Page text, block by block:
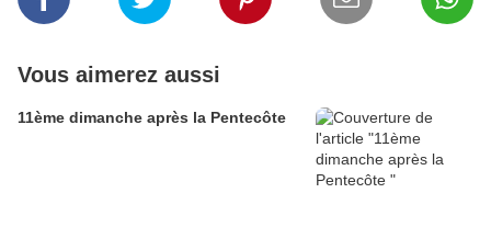
Vous aimerez aussi
11ème dimanche après la Pentecôte